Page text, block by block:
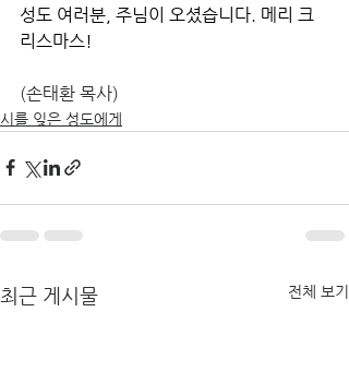
성도 여러분, 주님이 오셨습니다. 메리 크
리스마스!
(손태환 목사)
시를 잊은 성도에게
최근 게시물 전체 보기